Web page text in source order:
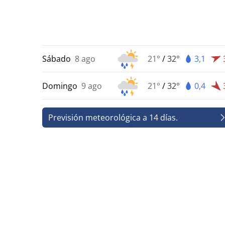
Sábado 8 ago 21° /32° 3,1
Domingo 9 ago 21° /32° 0,4
Previsión meteorológica a 14 días.